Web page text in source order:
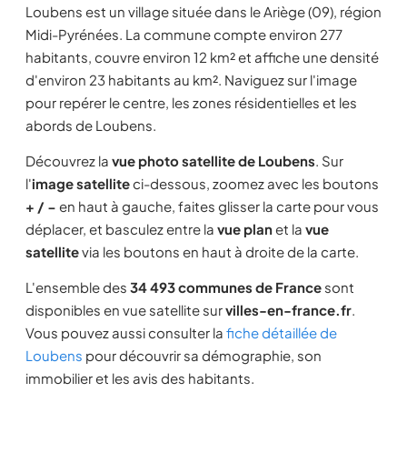
Loubens est un village située dans le Ariège (09), région
Midi-Pyrénées. La commune compte environ 277
habitants, couvre environ 12 km² et affiche une densité
d'environ 23 habitants au km². Naviguez sur l'image
pour repérer le centre, les zones résidentielles et les
abords de Loubens.
Découvrez la vue photo satellite de Loubens. Sur
l'image satelliteci-dessous, zoomez avec les boutons
+ / − en haut à gauche, faites glisser la carte pour vous
déplacer, et basculez entre la vue planet la vue
satellitevia les boutons en haut à droite de la carte.
L'ensemble des 34 493 communes de France sont
disponibles en vue satellite survilles-en-france.fr.
Vous pouvez aussi consulter la fiche détaillée de
Loubens pour découvrir sa démographie, son
immobilier et les avis des habitants.